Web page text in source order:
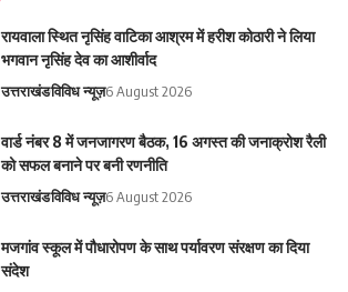
रायवाला स्थित नृसिंह वाटिका आश्रम में हरीश कोठारी ने लिया
भगवान नृसिंह देव का आशीर्वाद
उत्तराखंडविविध न्यूज़6 August 2026
वार्ड नंबर 8 में जनजागरण बैठक, 16 अगस्त की जनाक्रोश रैली
को सफल बनाने पर बनी रणनीति
उत्तराखंडविविध न्यूज़6 August 2026
मजगांव स्कूल में पौधारोपण के साथ पर्यावरण संरक्षण का दिया
संदेश